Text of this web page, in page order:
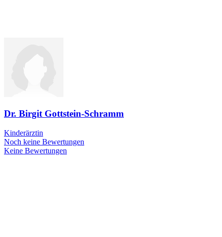
Dr. Birgit Gottstein-Schramm
Kinderärztin
Noch keine Bewertungen
Keine Bewertungen